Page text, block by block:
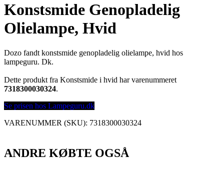
Konstsmide Genopladelig
Olielampe, Hvid
Dozo fandt konstsmide genopladelig olielampe, hvid hos
lampeguru. Dk.
Dette produkt fra Konstsmide i hvid har varenummeret
7318300030324.
Se prisen hos Lampeguru.dk
VARENUMMER (SKU): 7318300030324
ANDRE KØBTE OGSÅ